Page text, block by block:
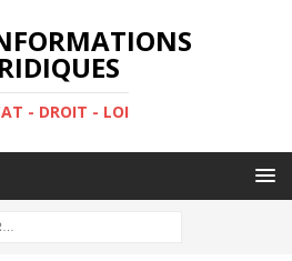
- DROIT - LOI